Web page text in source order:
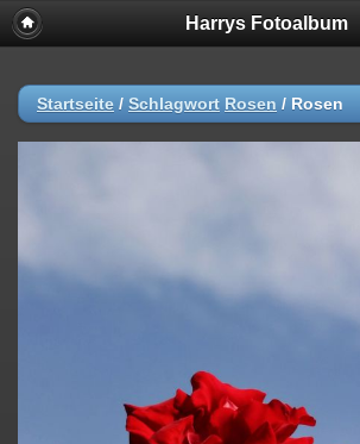
Harrys Fotoalbum
Startseite / Schlagwort Rosen / Rosen